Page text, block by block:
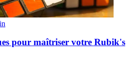
pour maîtriser votre Rubik's